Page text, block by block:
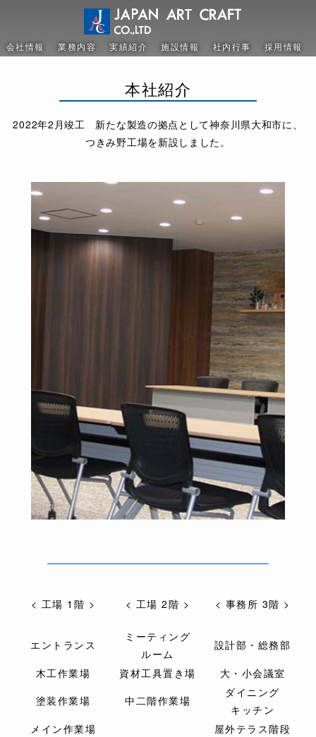
会社情報 業務内容 実績紹介 施設情報 社内行事 採用情報
本社紹介
2022年2月竣工 新たな製造の拠点として神奈川県大和市に、
つきみ野工場を新設しました。
< 工場 1階 > < 工場 2階 > < 事務所 3階 >
エントランス
ミーティング
ルーム
設計部 ・総務部
木工作業場
資材工具置き場
大・小会議室
塗装作業場
中二階作業場
ダイニング
キッチン
メイン作業場
屋外テラス階段